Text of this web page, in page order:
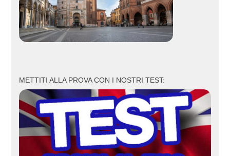
METTITI ALLA PROVA CON I NOSTRI TEST: